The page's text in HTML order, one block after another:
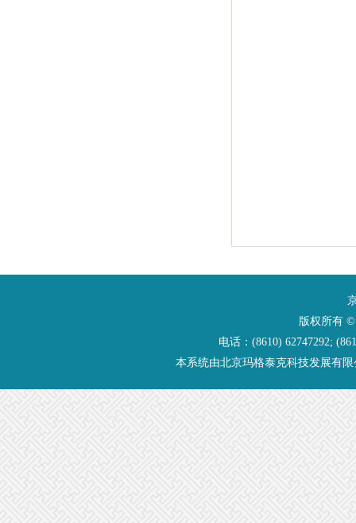
版权所有
电话：(8610) 62747292;
本系统由北京玛格泰克科技发展有限